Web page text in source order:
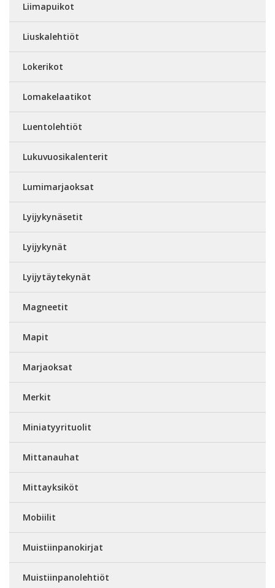
Liimapuikot
Liuskalehtiöt
Lokerikot
Lomakelaatikot
Luentolehtiöt
Lukuvuosikalenterit
Lumimarjaoksat
Lyijykynäsetit
Lyijykynät
Lyijytäytekynät
Magneetit
Mapit
Marjaoksat
Merkit
Miniatyyrituolit
Mittanauhat
Mittayksiköt
Mobiilit
Muistiinpanokirjat
Muistiinpanolehtiöt